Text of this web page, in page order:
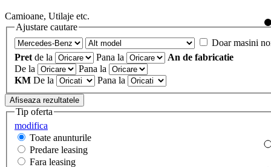
Camioane, Utilaje etc.
Ajustare cautare
Doar masini
Pret de la Pana la
An de fabricatie
De la
Pana la
KM De la Pana la
modifica
Tip oferta
Toate anunturile
Predare leasing
Fara leasing